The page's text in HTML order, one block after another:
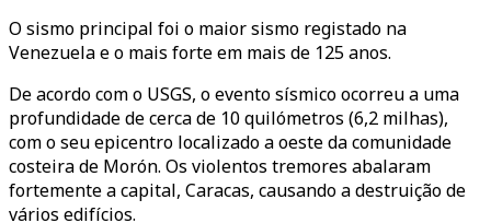
O sismo principal foi o maior sismo registado na
Venezuela e o mais forte em mais de 125 anos.
De acordo com o USGS, o evento sísmico ocorreu a uma
profundidade de cerca de 10 quilómetros (6,2 milhas),
com o seu epicentro localizado a oeste da comunidade
costeira de Morón. Os violentos tremores abalaram
fortemente a capital, Caracas, causando a destruição de
vários edifícios.